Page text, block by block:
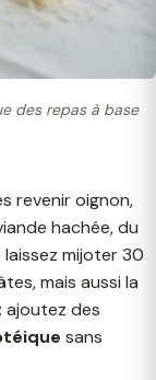
des repas à base
revenir oignon,
hachée, du
mijoter 30
mais aussi la
ajoutez des
sans